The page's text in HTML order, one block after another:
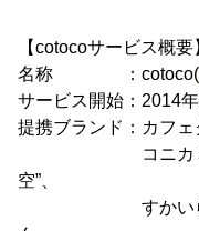
【cotocoサービス概要
名称 ：cotoco(
サービス開始：2014
提携ブランド：カフェ
コニカミノルタ
空”、
すかいらーく